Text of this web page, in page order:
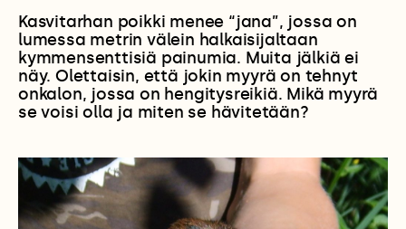
Kasvitarhan poikki menee “jana”, jossa on
lumessa metrin välein halkaisijaltaan
kymmensenttisiä painumia. Muita jälkiä ei
näy. Olettaisin, että jokin myyrä on tehnyt
onkalon, jossa on hengitysreikiä. Mikä myyrä
se voisi olla ja miten se hävitetään?